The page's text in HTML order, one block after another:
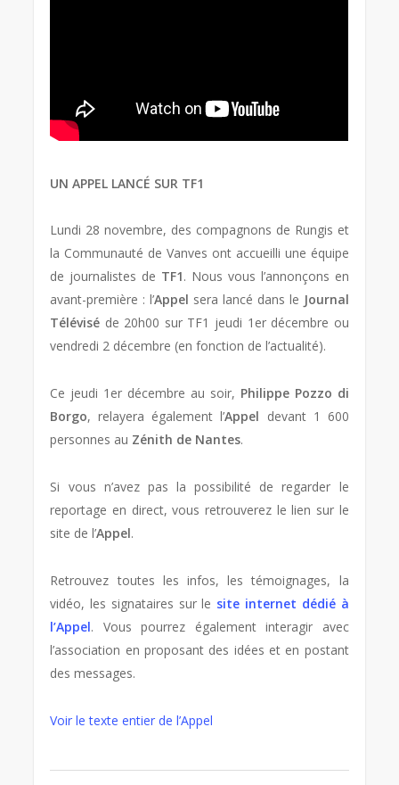
UN APPEL LANCÉ SUR TF1
Lundi 28 novembre, des compagnons de Rungis et
la Communauté de Vanves ont accueilli une équipe
de journalistes de TF1. Nous vous l’annonçons en
avant-première : l’Appel sera lancé dans le Journal
Télévisé de 20h00 sur TF1 jeudi 1er décembre ou
vendredi 2 décembre (en fonction de l’actualité).
Ce jeudi 1er décembre au soir, Philippe Pozzo di
Borgo, relayera également l’Appel devant 1 600
personnes au Zénith de Nantes.
Si vous n’avez pas la possibilité de regarder le
reportage en direct, vous retrouverez le lien sur le
site de l’Appel.
Retrouvez toutes les infos, les témoignages, la
vidéo, les signataires sur le site internet dédié à
l’Appel. Vous pourrez également interagir avec
l’association en proposant des idées et en postant
des messages.
Voir le texte entier de l’Appel